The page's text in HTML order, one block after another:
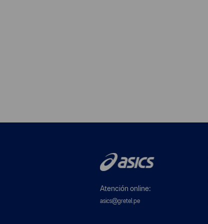
Atención online:
asics@gretel.pe